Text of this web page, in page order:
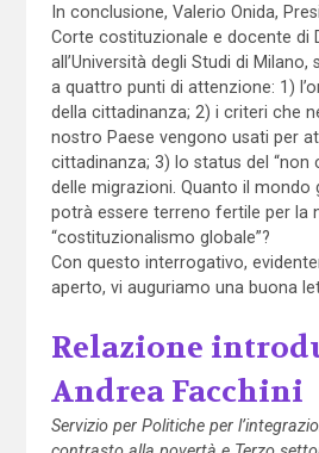
In conclusione, Valerio Onida,
Corte costituzionale e docente di
all’Università degli Studi di
a quattro punti di attenzione: 1)
della cittadinanza; 2) i criteri che
nostro Paese vengono usati per
cittadinanza; 3) lo status del “non
delle migrazioni. Quanto il mondo
potrà essere terreno fertile per la
“costituzionalismo globale”?
Con questo interrogativo,
aperto, vi auguriamo una buona
Relazione
Andrea Facchini
Servizio per Politiche per